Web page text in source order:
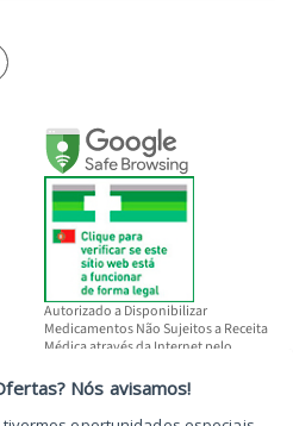
Autorizado a Disponibilizar
Medicamentos Não Sujeitos a Receita
Médica através da Internet pelo